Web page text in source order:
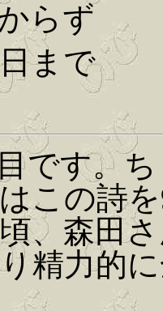
らず
まで
です。
この詩
、森田
精力的